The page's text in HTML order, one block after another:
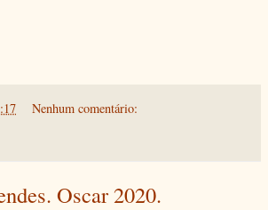
Nenhum comentário:
Oscar 2020.